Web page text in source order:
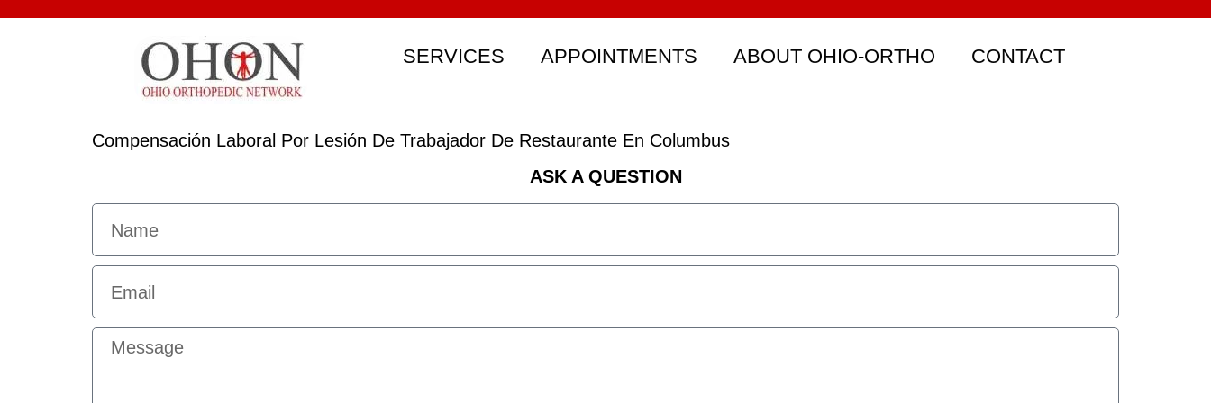
SERVICES APPOINTMENTS ABOUT OHIO-ORTHO CONTACT
Compensación Laboral Por Lesión De Trabajador De Restaurante En Columbus
ASK A QUESTION